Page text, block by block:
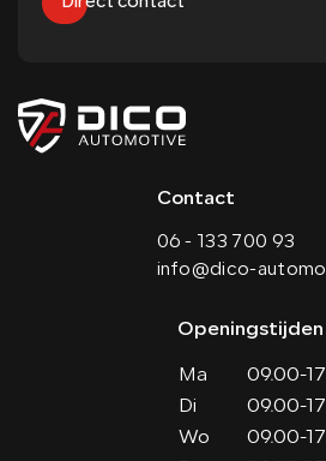
Contact
06 - 133 700 93
info@dico-
Openingstijden
Ma
09.00-
Di
09.00-
Wo
09.00-